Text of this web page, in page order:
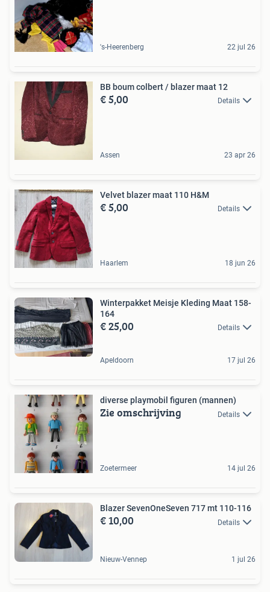
's-Heerenberg 22 jul 26
BB boum colbert / blazer maat 12
€ 5,00 Details
Assen 23 apr 26
Velvet blazer maat 110 H&M
€ 5,00 Details
Haarlem 18 jun 26
Winterpakket Meisje Kleding Maat 158-
164
€ 25,00 Details
Apeldoorn 17 jul 26
diverse playmobil figuren (mannen)
Zie omschrijving Details
Zoetermeer 14 jul 26
Blazer SevenOneSeven 717 mt 110-116
€ 10,00 Details
Nieuw-Vennep 1 jul 26